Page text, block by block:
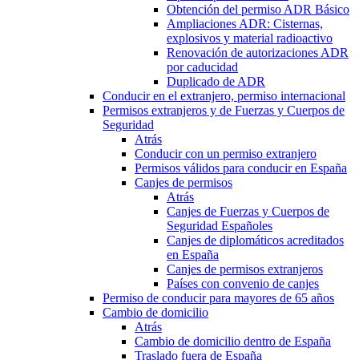
Obtención del permiso ADR Básico
Ampliaciones ADR: Cisternas,
explosivos y material radioactivo
Renovación de autorizaciones ADR
por caducidad
Duplicado de ADR
Conducir en el extranjero, permiso internacional
Permisos extranjeros y de Fuerzas y Cuerpos de
Seguridad
Atrás
Conducir con un permiso extranjero
Permisos válidos para conducir en España
Canjes de permisos
Atrás
Canjes de Fuerzas y Cuerpos de
Seguridad Españoles
Canjes de diplomáticos acreditados
en España
Canjes de permisos extranjeros
Países con convenio de canjes
Permiso de conducir para mayores de 65 años
Cambio de domicilio
Atrás
Cambio de domicilio dentro de España
Traslado fuera de España